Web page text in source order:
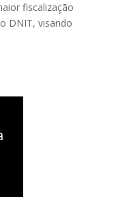
fiscalização
DNIT, visando